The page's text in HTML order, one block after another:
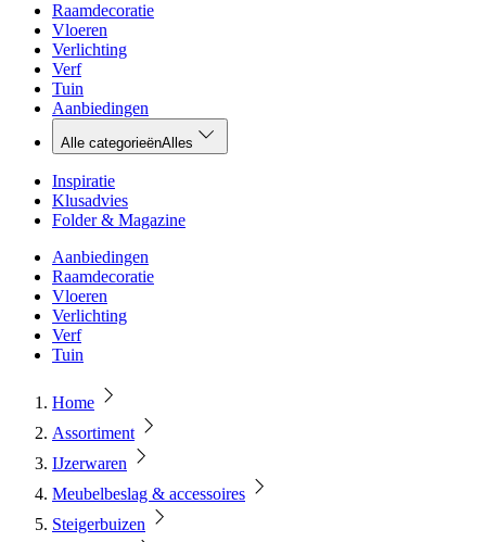
Raamdecoratie
Vloeren
Verlichting
Verf
Tuin
Aanbiedingen
Alle categorieënAlles
Inspiratie
Klusadvies
Folder & Magazine
Aanbiedingen
Raamdecoratie
Vloeren
Verlichting
Verf
Tuin
Home
Assortiment
IJzerwaren
Meubelbeslag & accessoires
Steigerbuizen